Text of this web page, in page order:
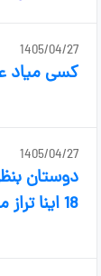
1405/04/27
کسی میاد
1405/04/27
دوستان
18 اینا تراز میاره پایین؟😭😭😭